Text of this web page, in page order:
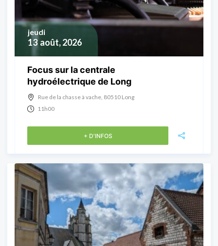
13 août, 2026
jeudi
Focus sur la centrale
hydroélectrique de Long
Rue de la chasse à vache, 80510 Long
11h00
+ D'INFOS